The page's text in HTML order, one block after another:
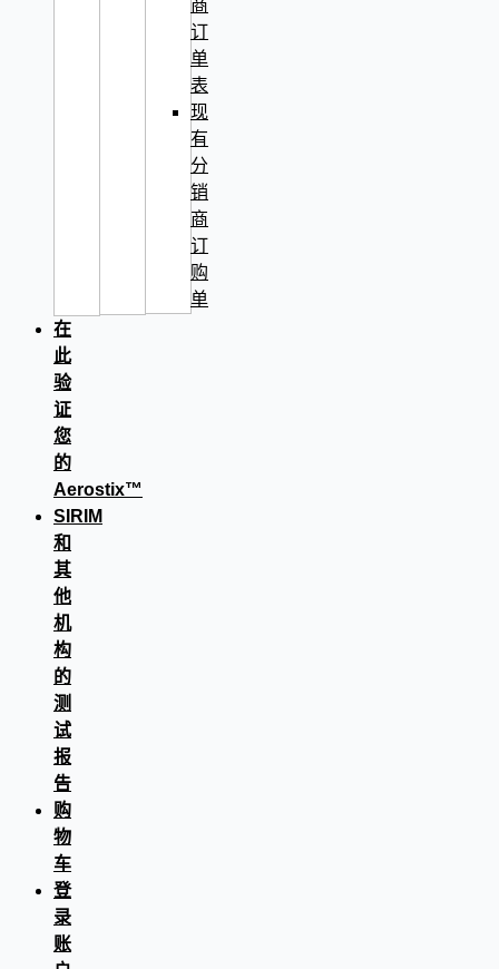
商
订
单
表
现
有
分
销
商
订
购
单
在
此
验
证
您
的
Aerostix™
SIRIM
和
其
他
机
构
的
测
试
报
告
购
物
车
登
录
账